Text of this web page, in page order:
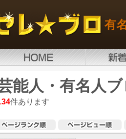
有
能人・有名人
件あります